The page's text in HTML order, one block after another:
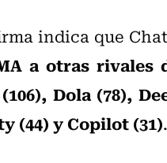
indica que
a otras rivales
Dola (78),
(44) y Copilot (31).